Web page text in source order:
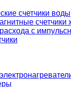
счетчики воды
счетчики
с